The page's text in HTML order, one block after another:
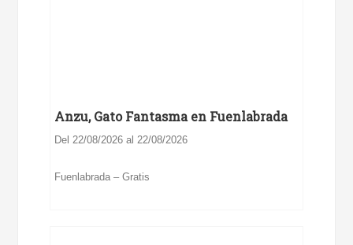
Anzu, Gato Fantasma en Fuenlabrada
Del 22/08/2026 al 22/08/2026
Fuenlabrada – Gratis